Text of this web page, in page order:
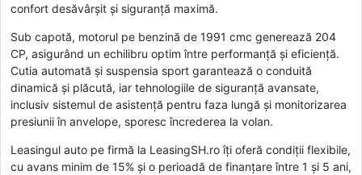
confort desăvârșit și siguranță maximă.
Sub capotă, motorul pe benzină de 1991 cmc generează 204
CP, asigurând un echilibru optim între performanță și eficiență.
Cutia automată și suspensia sport garantează o conduită
dinamică și plăcută, iar tehnologiile de siguranță avansate,
inclusiv sistemul de asistență pentru faza lungă și monitorizarea
presiunii în anvelope, sporesc încrederea la volan.
Leasingul auto pe firmă la LeasingSH.ro îți oferă condiții flexibile,
cu avans minim de 15% și o perioadă de finanțare între 1 și 5 ani,